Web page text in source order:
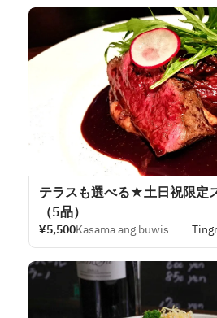
テラスも選べる★土日祝限定
（5品）
¥5,500Kasama ang buwis